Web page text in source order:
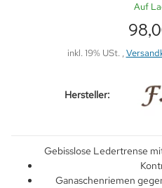
Auf
inkl. 19% USt. ,
Hersteller:
Gebisslose Ledertrense
Ganaschenriemen